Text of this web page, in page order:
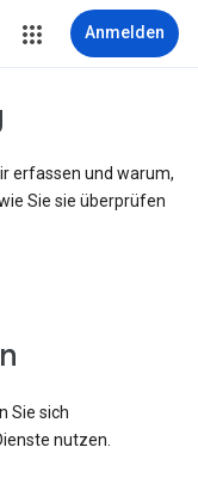
Anmelden
erfassen und warum,
Sie sie überprüfen
Sie sich
nutzen.